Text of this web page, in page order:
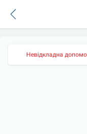
Невідкладна